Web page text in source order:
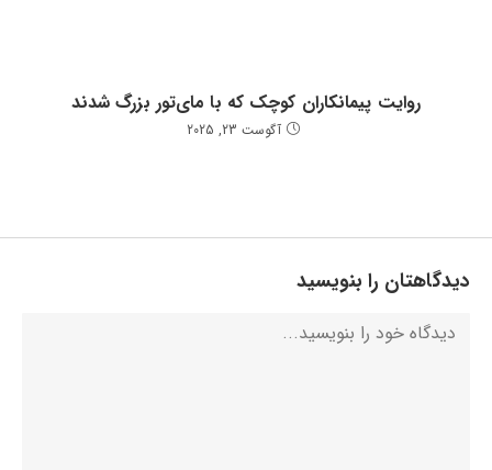
روایت پیمانکاران کوچک که با مای‌تور بزرگ شدند
آگوست 23, 2025
دیدگاهتان را بنویسید
دیدگاه